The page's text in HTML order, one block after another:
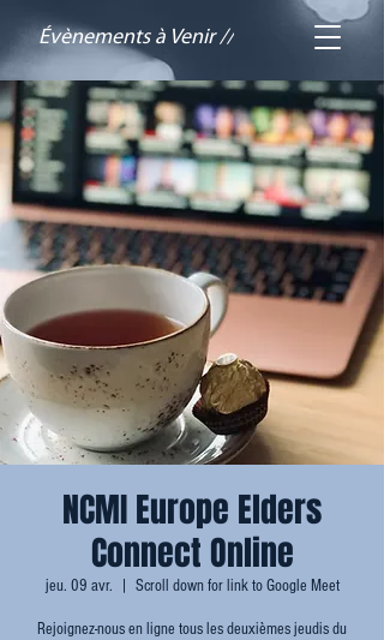
Évènements à Venir //
NCMI Europe Elders
Connect Online
jeu. 09 avr. Scroll down for link to Google Meet
Rejoignez-nous en ligne tous les deuxièmes jeudis du